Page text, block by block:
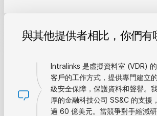
與其他提供者相比，你們有
Intralinks 是虛擬資料室 (VDR)
客戶的工作方式，提供專門建立
級安全保障，保護資料和聲譽。
厚的金融科技公司 SS&C 的支援
過 60 億美元。當競爭對手縮減